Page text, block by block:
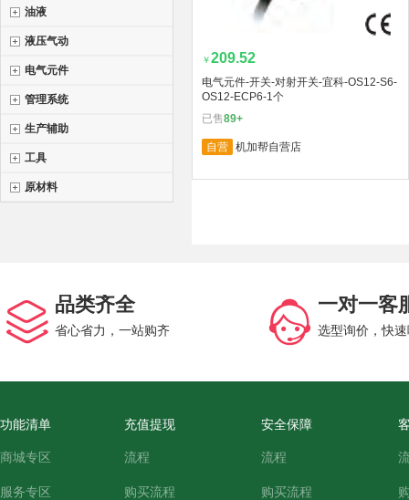
油液
液压气动
电气元件
管理系统
生产辅助
工具
原材料
￥209.52
电气元件-开关-对射开关-宜科-OS12-S6-
OS12-ECP6-1个
已售89+
自营 机加帮自营店
品类齐全
省心省力，一站购齐
一对一客
选型询价，快
功能清单
商城专区
服务专区
充值提现
流程
购买流程
安全保障
流程
购买流程